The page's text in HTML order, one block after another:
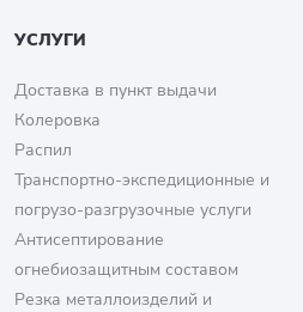
УСЛУГИ
Доставка в пункт выдачи
Колеровка
Распил
Транспортно-экспедиционные и
погрузо-разгрузочные услуги
Антисептирование
огнебиозащитным составом
Резка металлоизделий и